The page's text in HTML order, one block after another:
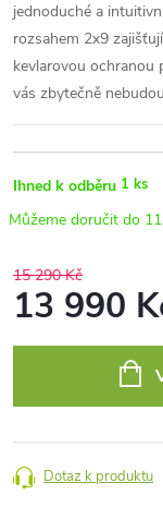
jednoduché a
rozsahem 2x9
kevlarovou ochranou
vás zbytečně
Ihned k odběru 1 ks
15 290 Kč
13 990
Dotaz k produktu